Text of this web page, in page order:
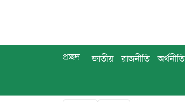
প্রচ্ছদ জাতীয় রাজনীতি অর্থনীতি